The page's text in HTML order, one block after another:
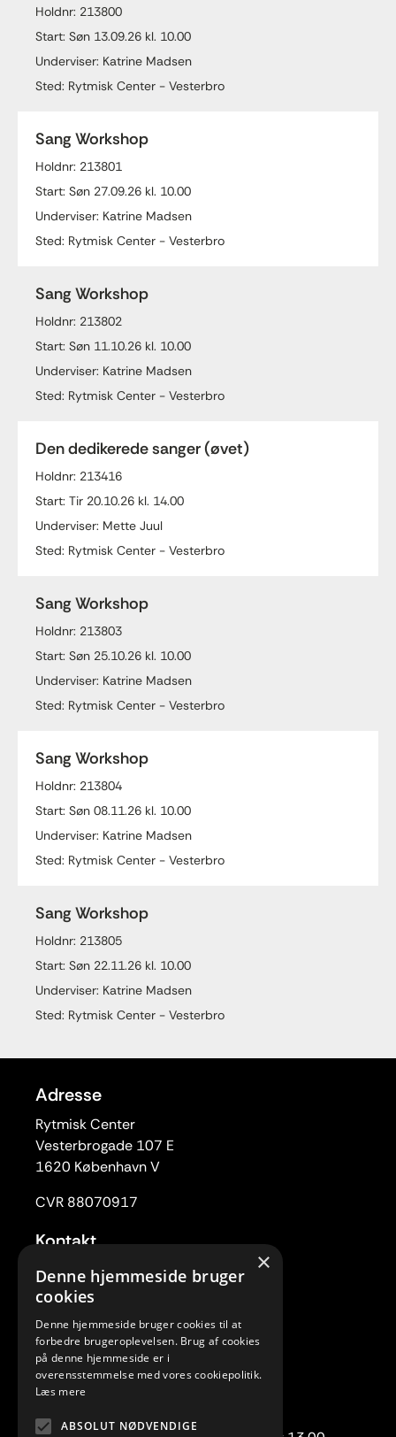
Holdnr: 213800
Start: Søn 13.09.26 kl. 10.00
Underviser: Katrine Madsen
Sted: Rytmisk Center - Vesterbro
Sang Workshop
Holdnr: 213801
Start: Søn 27.09.26 kl. 10.00
Underviser: Katrine Madsen
Sted: Rytmisk Center - Vesterbro
Sang Workshop
Holdnr: 213802
Start: Søn 11.10.26 kl. 10.00
Underviser: Katrine Madsen
Sted: Rytmisk Center - Vesterbro
Den dedikerede sanger (øvet)
Holdnr: 213416
Start: Tir 20.10.26 kl. 14.00
Underviser: Mette Juul
Sted: Rytmisk Center - Vesterbro
Sang Workshop
Holdnr: 213803
Start: Søn 25.10.26 kl. 10.00
Underviser: Katrine Madsen
Sted: Rytmisk Center - Vesterbro
Sang Workshop
Holdnr: 213804
Start: Søn 08.11.26 kl. 10.00
Underviser: Katrine Madsen
Sted: Rytmisk Center - Vesterbro
Sang Workshop
Holdnr: 213805
Start: Søn 22.11.26 kl. 10.00
Underviser: Katrine Madsen
Sted: Rytmisk Center - Vesterbro
Adresse
Rytmisk Center
Vesterbrogade 107 E
1620 København V
CVR 88070917
Kontakt
Tlf. 33 22 59 84
Mail:rc@rytmiskcenter.dk
Kontorets åbningstider
Mandag-torsdag kl. 10.00-15.00
Fredag lukket
Telefonisk henvendelse:
×
Denne hjemmeside bruger
cookies
Denne hjemmeside bruger cookies til at
forbedre brugeroplevelsen. Brug af cookies
på denne hjemmeside er i
overensstemmelse med vores cookiepolitik.
Læs mere
ABSOLUT NØDVENDIGE